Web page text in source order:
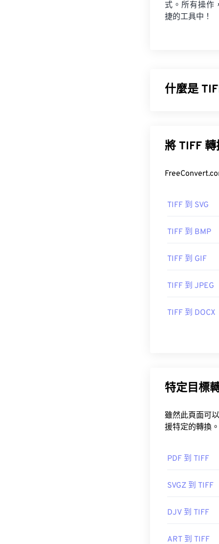
式。所有操作
捷的工具中！
什麼是
如何開啟
打開 TIFF 文
href="https://
https://
將 TIFF
TIFF 到 SVG
TIFF 到 BMP
TIFF 到 GIF
TIFF 到 JPEG
TIFF 到 DOCX
特定目標
雖然此頁面可以將任何 Image 轉換為 TIFF，但您可能想要造
援特定的轉換。
PDF 到 TIFF
SVGZ 到 TIFF
DJV 到 TIFF
ART 到 TIFF